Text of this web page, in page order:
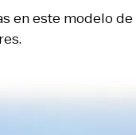
en este modelo de